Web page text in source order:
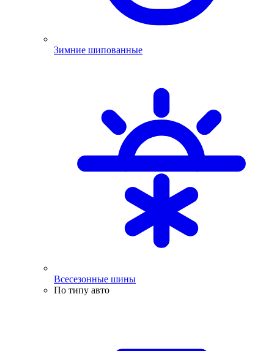
Зимние шипованные
Всесезонные шины
По типу авто